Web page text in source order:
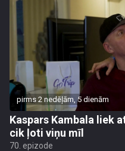
pirms 2 nedēļām, 5 dienām
Kaspars Kambala liek
cik ļoti viņu mīl
70. epizode